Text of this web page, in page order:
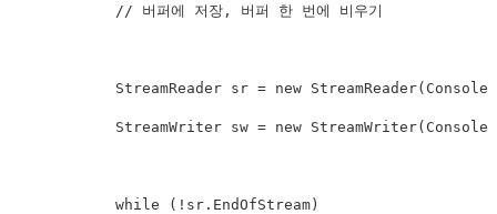
            // 버퍼에 저장, 버퍼 한 번에 비우기
StreamReader sr = new
StreamWriter sw = new
            while (!sr.EndOfStream)